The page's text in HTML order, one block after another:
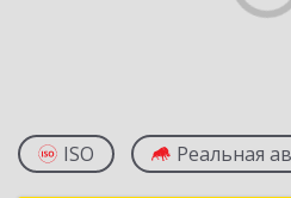
ISO Реальная